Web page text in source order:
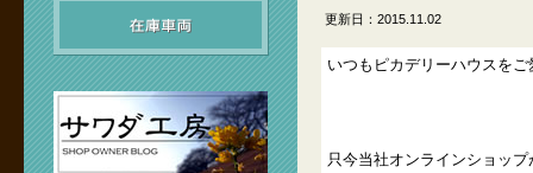
更新日：2015.11.02
いつもピカデリーハウスを
只今当社オンラインショッ